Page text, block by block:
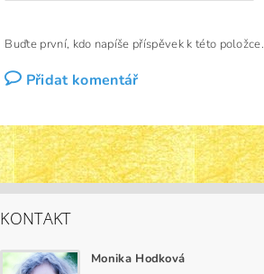
Buďte první, kdo napíše příspěvek k této položce.
Přidat komentář
KONTAKT
Monika Hodková